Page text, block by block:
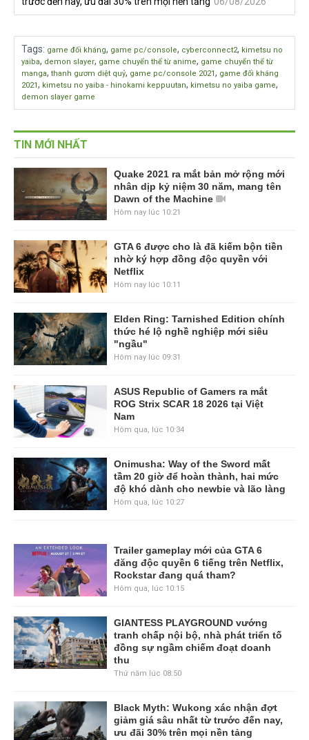
Tags: game đối kháng, game pc/console, cyberconnect2, kimetsu no
yaiba, demon slayer, game chuyển thể từ anime, game chuyển thể từ
manga, thanh gươm diệt quỷ, game pc/console 2021, game đối kháng
2021, kimetsu no yaiba - hinokami keppuutan, kimetsu no yaiba game,
demon slayer game
TIN MỚI NHẤT
Quake 2021 ra mắt bản mở rộng mới
nhân dịp kỷ niệm 30 năm, mang tên
Dawn of the Machine
Hôm nay lúc 10:21
GTA 6 được cho là đã kiếm bộn tiền
nhờ ký hợp đồng độc quyền với
Netflix
Hôm nay lúc 10:11
Elden Ring: Tarnished Edition chính
thức hé lộ nghề nghiệp mới siêu
"ngầu"
Hôm nay lúc 09:31
ASUS Republic of Gamers ra mắt
ROG Strix SCAR 18 2026 tại Việt
Nam
Hôm qua, lúc 10:34
Onimusha: Way of the Sword mất
tầm 20 giờ để hoàn thành, hai mức
độ khó dành cho newbie và lão làng
Hôm qua, lúc 10:27
Trailer gameplay mới của GTA 6
đăng độc quyền 6 tiếng trên Netflix,
Rockstar đang quá tham?
Hôm qua, lúc 10:15
GIANTESS PLAYGROUND vướng
tranh chấp nội bộ, nhà phát triển tố
đồng sự ngầm chiếm đoạt doanh
thu
Thứ năm lúc 08:50
Black Myth: Wukong xác nhận đợt
giảm giá sâu nhất từ trước đến nay,
ưu đãi 30% trên mọi nền tảng